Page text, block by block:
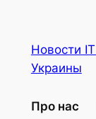
Новости
Украины
Про нас